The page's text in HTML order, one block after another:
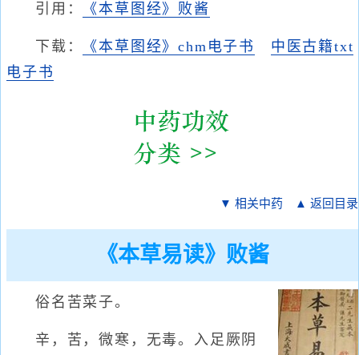
引用： 《本草图经》败酱
下载： 《本草图经》chm电子书
中医古籍txt
电子书
▼ 相关中药 ▲ 返回目录
《本草易读》败酱
俗名苦菜子。
辛，苦，微寒，无毒。入足厥阴